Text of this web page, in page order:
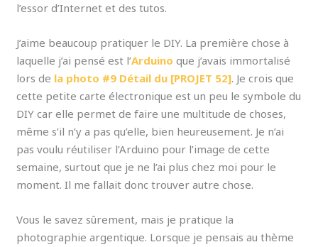
l’essor d’Internet et des tutos.
J’aime beaucoup pratiquer le DIY. La première chose à
laquelle j’ai pensé est l’Arduino que j’avais immortalisé
lors de la photo #9 Détail du [PROJET 52]. Je crois que
cette petite carte électronique est un peu le symbole du
DIY car elle permet de faire une multitude de choses,
même s’il n’y a pas qu’elle, bien heureusement. Je n’ai
pas voulu réutiliser l’Arduino pour l’image de cette
semaine, surtout que je ne l’ai plus chez moi pour le
moment. Il me fallait donc trouver autre chose.
Vous le savez sûrement, mais je pratique la
photographie argentique. Lorsque je pensais au thème